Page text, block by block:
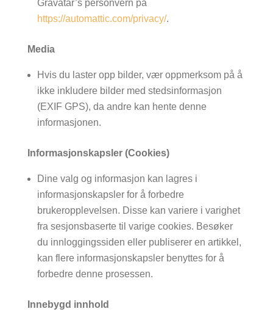
Gravatar’s personvern på
https://automattic.com/privacy/.
Media
Hvis du laster opp bilder, vær oppmerksom på å
ikke inkludere bilder med stedsinformasjon
(EXIF GPS), da andre kan hente denne
informasjonen.
Informasjonskapsler (Cookies)
Dine valg og informasjon kan lagres i
informasjonskapsler for å forbedre
brukeropplevelsen. Disse kan variere i varighet
fra sesjonsbaserte til varige cookies. Besøker
du innloggingssiden eller publiserer en artikkel,
kan flere informasjonskapsler benyttes for å
forbedre denne prosessen.
Innebygd innhold